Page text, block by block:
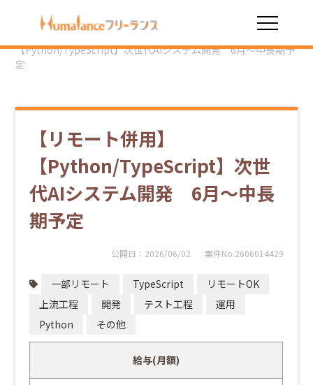
HOME 勤務スタイル
【Python/TypeScript】次世代AIシステム開発 6月～中長期予
定
【リモート併用】
【Python/TypeScript】次世
代AIシステム開発 6月～中長
期予定
公開日： 2026/06/02 案件No.2606014429
一部リモート TypeScript
リモートOK
上流工程
開発 テスト工程
運用
Python
その他
給与(月額)